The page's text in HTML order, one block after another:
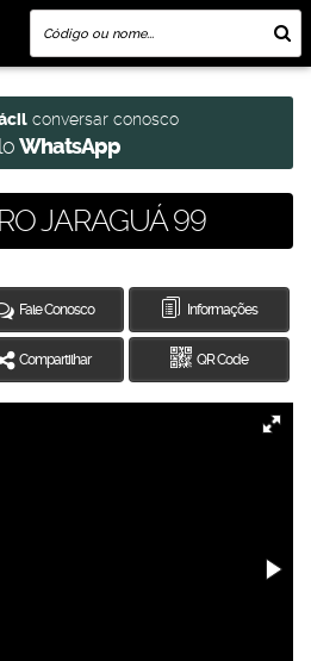
conversar conosco
WhatsApp
JARAGUÁ 99
Fale Conosco Informações
Compartilhar QR Code